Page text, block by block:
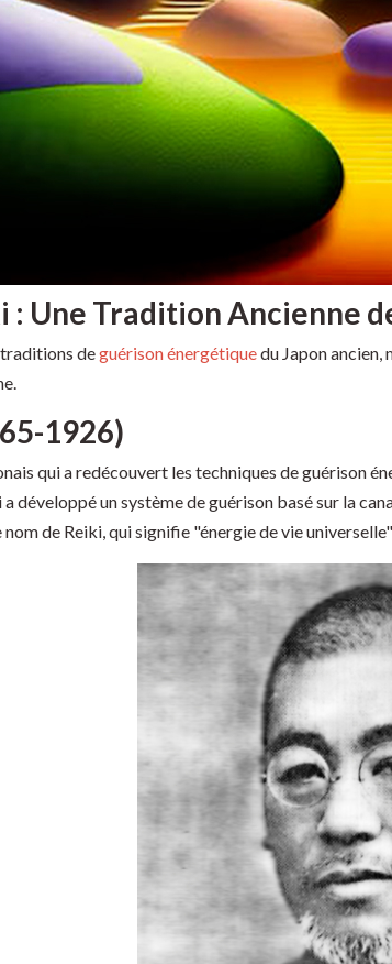
: Une Tradition Ancienne
traditions deguérison énergétiquedu Japon ancien,
1926)
qui a redécouvert les techniques de guérison
développé un système de guérison basé sur la
de Reiki, qui signifie "énergie de vie